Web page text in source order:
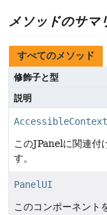
メソッドのサマ
すべてのメソッド
修飾子と型
説明
AccessibleContext
このJPanelに関連
す。
PanelUI
このコンポーネント